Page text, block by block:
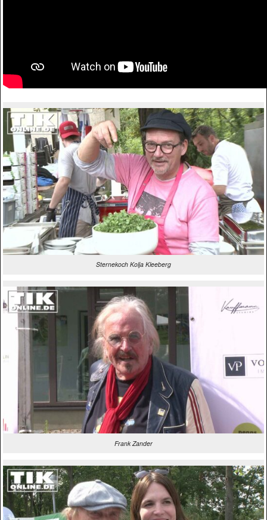
Sternekoch Kolja Kleeberg
Frank Zander